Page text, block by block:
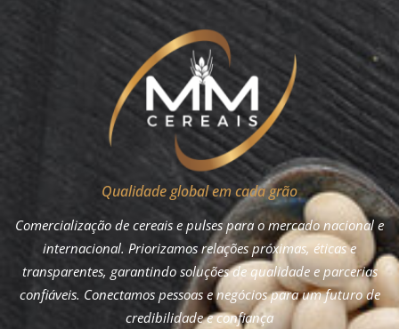
Qualidade global em cada grão
Comercialização de cereais e pulses para o mercado nacional e
internacional. Priorizamos relações próximas, éticas e
transparentes, garantindo soluções de qualidade e parcerias
confiáveis. Conectamos pessoas e negócios para um futuro de
credibilidade e confiança